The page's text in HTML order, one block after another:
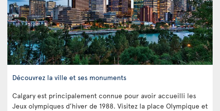
Découvrez la ville et ses monuments
Calgary est principalement connue pour avoir accueilli les
Jeux olympiques d’hiver de 1988. Visitez la place Olympique et